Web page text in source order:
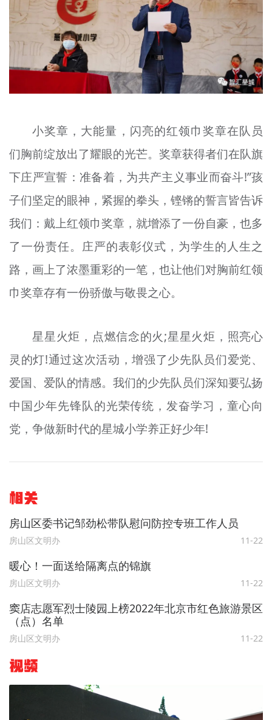
小奖章，大能量，闪亮的红领巾奖章在队员
们胸前绽放出了耀眼的光芒。奖章获得者们在队旗
下庄严宣誓：准备着，为共产主义事业而奋斗!”孩
子们坚定的眼神，紧握的拳头，铿锵的誓言皆告诉
我们：戴上红领巾奖章，就增添了一份自豪，也多
了一份责任。庄严的表彰仪式，为学生的人生之
路，画上了浓墨重彩的一笔，也让他们对胸前红领
巾奖章存有一份骄傲与敬畏之心。
星星火炬，点燃信念的火;星星火炬，照亮心
灵的灯!通过这次活动，增强了少先队员们爱党、
爱国、爱队的情感。我们的少先队员们深知要弘扬
中国少年先锋队的光荣传统，发奋学习，童心向
党，争做新时代的星城小学养正好少年!
相关
房山区委书记邹劲松带队慰问防控专班工作人员
房山区文明办 11-22
暖心！一面送给隔离点的锦旗
房山区文明办 11-22
窦店志愿军烈士陵园上榜2022年北京市红色旅游景区
（点）名单
房山区文明办 11-22
视频